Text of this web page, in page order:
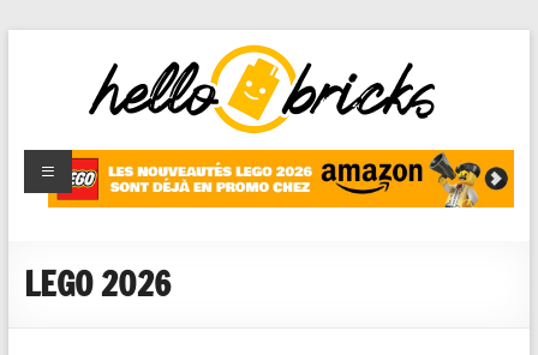
HelloBricks
Blog LEGO,
nouveaut�s
reviews
LEGO 2026